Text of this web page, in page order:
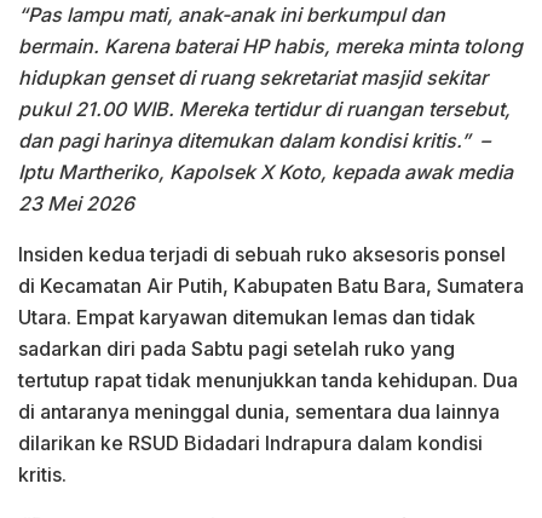
“Pas lampu mati, anak-anak ini berkumpul dan
bermain. Karena baterai HP habis, mereka minta tolong
hidupkan genset di ruang sekretariat masjid sekitar
pukul 21.00 WIB. Mereka tertidur di ruangan tersebut,
dan pagi harinya ditemukan dalam kondisi kritis.”–
Iptu Martheriko, Kapolsek X Koto, kepada awak media
23 Mei 2026
Insiden kedua terjadi di sebuah ruko aksesoris ponsel
di Kecamatan Air Putih, Kabupaten Batu Bara, Sumatera
Utara. Empat karyawan ditemukan lemas dan tidak
sadarkan diri pada Sabtu pagi setelah ruko yang
tertutup rapat tidak menunjukkan tanda kehidupan. Dua
di antaranya meninggal dunia, sementara dua lainnya
dilarikan ke RSUD Bidadari Indrapura dalam kondisi
kritis.